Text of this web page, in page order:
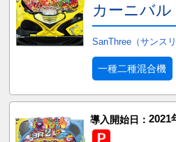
カーニバル
SanThree（サンスリ
一種二種混合機
導入開始日： 2021